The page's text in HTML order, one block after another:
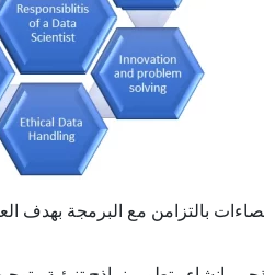
بالتزامن مع البرمجة بهدف